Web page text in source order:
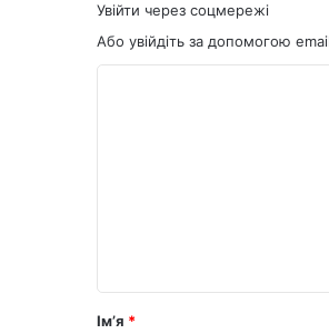
Увійти через соцмережі
Або увійдіть за допомогою
рІм’я *